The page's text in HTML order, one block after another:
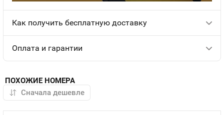
Как получить бесплатную доставку
Оплата и гарантии
ПОХОЖИЕ НОМЕРА